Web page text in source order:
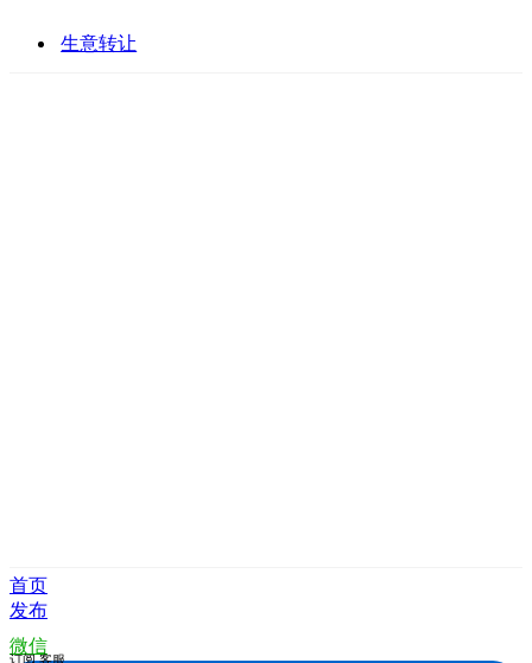
生意转让
首页
发布
微信
订阅 客服